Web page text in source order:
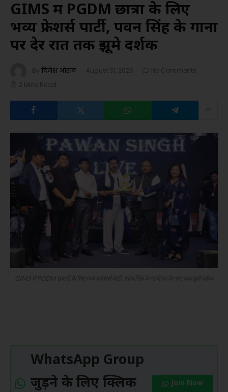
GIMS में PGDM छात्रों के लिए
भव्य फ्रेशर्स पार्टी, पवन सिंह के गानों
पर देर रात तक झूमे दर्शक
By दिनेश ओरांव August 31, 2025
No Comments
2 Mins Read
GIMS में PGDM छात्रों के लिए भव्य फ्रेशर्स पार्टी, पवन सिंह के गानों पर देर रात तक झूमे दर्शक
WhatsApp Group
जुड़ने के लिए क्लिक
Join Now